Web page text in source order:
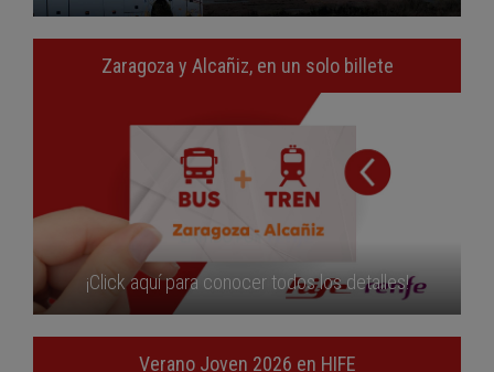
Zaragoza y Alcañiz, en un solo billete
¡Click aquí para conocer todos los detalles!
Verano Joven 2026 en HIFE